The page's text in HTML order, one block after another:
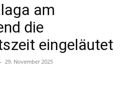
am
die
eingeläutet
- 29. November 2025